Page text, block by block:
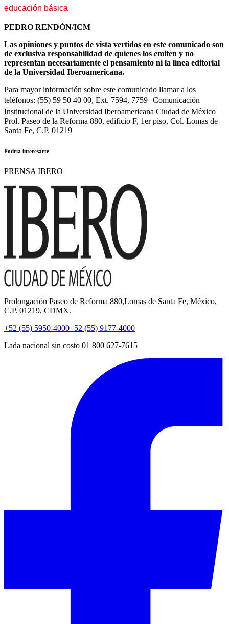
educación básica
PEDRO RENDÓN/ICM
Las opiniones y puntos de vista vertidos en este comunicado son
de exclusiva responsabilidad de quienes los emiten y no
representan necesariamente el pensamiento ni la línea editorial
de la Universidad Iberoamericana.
Para mayor información sobre este comunicado llamar a los
teléfonos: (55) 59 50 40 00, Ext. 7594, 7759 Comunicación
Institucional de la Universidad Iberoamericana Ciudad de México
Prol. Paseo de la Reforma 880, edificio F, 1er piso, Col. Lomas de
Santa Fe, C.P. 01219
Podría interesarte
PRENSA IBERO
Prolongación Paseo de Reforma 880,Lomas de Santa Fe, México,
C.P. 01219, CDMX.
+52 (55) 5950-4000+52 (55) 9177-4000
Lada nacional sin costo 01 800 627-7615